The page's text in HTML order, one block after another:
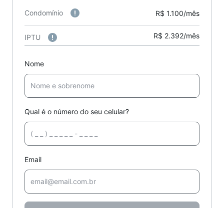
Condomínio R$ 1.100/mês
IPTU R$ 2.392/mês
Nome
Qual é o número do seu celular?
Email